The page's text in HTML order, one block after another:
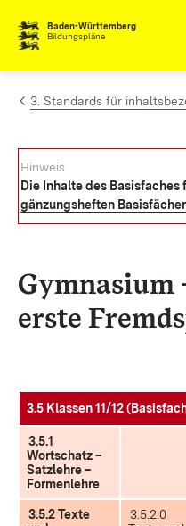
Zum Inhalt springen
Baden-Württemberg
Bildungspläne
3. Standards für
Hin­weis
Die In­hal­te des Ba­sis­fa­ches
gän­zungs­hef­ten
Gymnasium
erste
3.5 Klassen 11/12
3.5.1
Wortschatz –
Satzlehre –
Formenlehre
3.5.2 Texte
3.5.2.0